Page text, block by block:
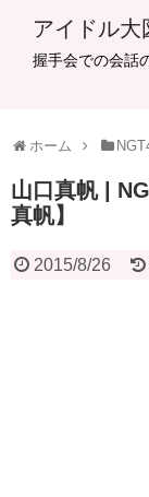
アイドル大
握手会での会話
ホーム
山口真帆 |
真帆】
2015/8/26